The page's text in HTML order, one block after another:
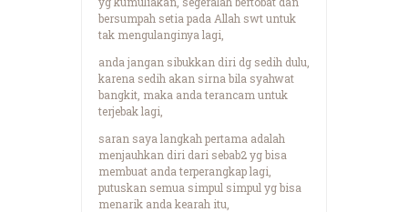
bersumpah setia pada Allah swt untuk
tak mengulanginya lagi,
anda jangan sibukkan diri dg sedih dulu,
karena sedih akan sirna bila syahwat
bangkit, maka anda terancam untuk
terjebak lagi,
saran saya langkah pertama adalah
menjauhkan diri dari sebab2 yg bisa
membuat anda terperangkap lagi,
putuskan semua simpul simpul yg bisa
menarik anda kearah itu,